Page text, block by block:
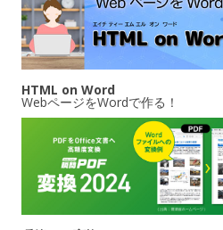
HTML on Word
WebページをWordで作る！